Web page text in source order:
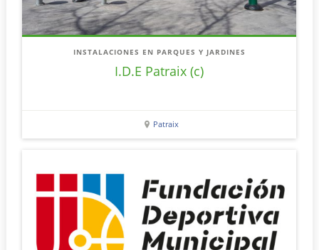
INSTALACIONES EN PARQUES Y JARDINES
I.D.E Patraix (c)
Patraix